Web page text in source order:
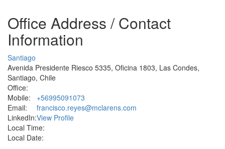
Office Address / Contact
Information
Santiago
Avenida Presidente Riesco 5335, Oficina 1803, Las Condes,
Santiago, Chile
Office:
Mobile:
+56995091073
Email:
francisco.reyes@mclarens.com
LinkedIn:View Profile
Local Time:
Local Date: